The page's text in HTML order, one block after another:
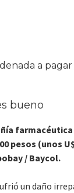
a
bueno
pesos (unos
/ Baycol.
un daño